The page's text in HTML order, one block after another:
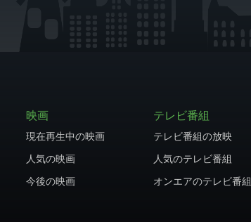
映画
現在再生中の映画
人気の映画
今後の映画
テレビ番組
テレビ番組の放映
人気のテレビ番組
オンエアのテレビ番組